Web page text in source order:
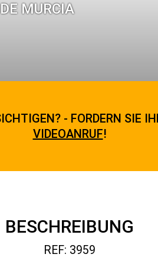
MURCIA
- FORDERN SIE
VIDEOANRUF!
BESCHREIBUNG
REF: 3959